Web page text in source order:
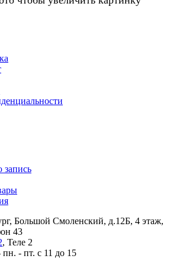
запись
Большой Смоленский, д.12Б, 4 этаж,
43
, Теле 2
пн. - пт. с 11 до 15